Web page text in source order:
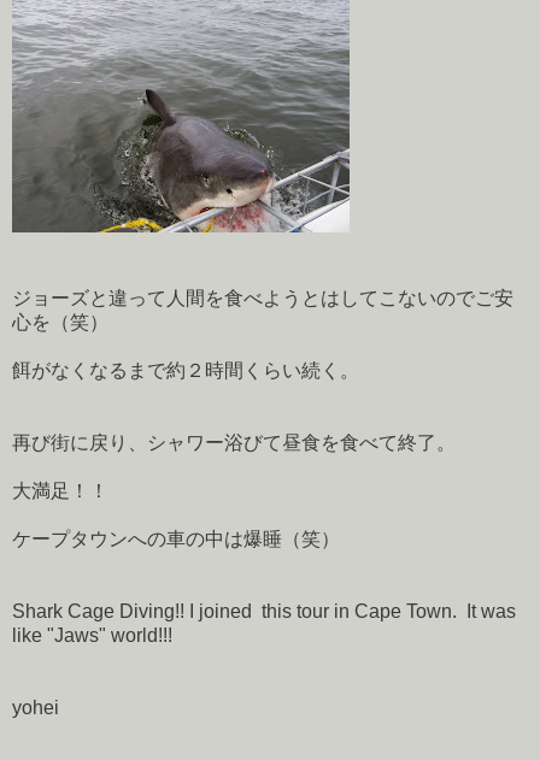
ジョーズと違って人間を食べようとはしてこないのでご安
心を（笑）
餌がなくなるまで約２時間くらい続く。
再び街に戻り、シャワー浴びて昼食を食べて終了。
大満足！！
ケープタウンへの車の中は爆睡（笑）
Shark Cage Diving!! I joined this tour in Cape Town. It was
like "Jaws" world!!!
yohei